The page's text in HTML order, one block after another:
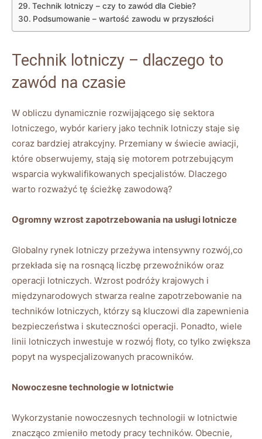
Technik lotniczy – czy to zawód dla Ciebie?
Podsumowanie – wartość zawodu w przyszłości
Technik lotniczy – dlaczego to
zawód na czasie
W obliczu dynamicznie rozwijającego się sektora
lotniczego, wybór kariery jako technik lotniczy staje się
coraz bardziej atrakcyjny. Przemiany w świecie awiacji,
które obserwujemy, stają się motorem potrzebującym
wsparcia wykwalifikowanych specjalistów. Dlaczego
warto rozważyć tę ścieżkę zawodową?
Ogromny wzrost zapotrzebowania na usługi lotnicze
Globalny rynek lotniczy przeżywa intensywny rozwój,co
przekłada się na rosnącą liczbę przewoźników oraz
operacji lotniczych. Wzrost podróży krajowych i
międzynarodowych stwarza realne zapotrzebowanie na
techników lotniczych, którzy są kluczowi dla zapewnienia
bezpieczeństwa i skuteczności operacji. Ponadto, wiele
linii lotniczych inwestuje w rozwój floty, co tylko zwiększa
popyt na wyspecjalizowanych pracowników.
Nowoczesne technologie w lotnictwie
Wykorzystanie nowoczesnych technologii w lotnictwie
znacząco zmieniło metody pracy techników. Obecnie,